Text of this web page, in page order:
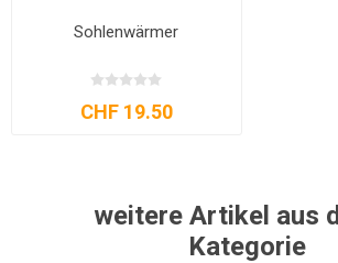
Sohlenwärmer
CHF 19.50
weitere Artikel aus
Kategorie